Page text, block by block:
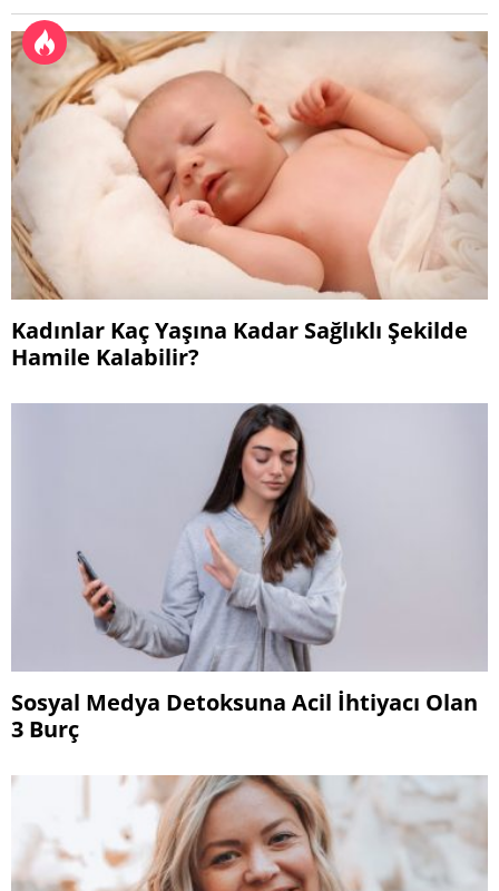
Kadınlar Kaç Yaşına Kadar Sağlıklı Şekilde
Hamile Kalabilir?
Sosyal Medya Detoksuna Acil İhtiyacı Olan
3 Burç